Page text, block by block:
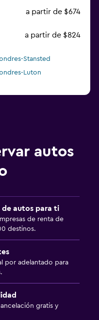
a partir de $674
a partir de $824
Stansted
Luton
autos
de autos para ti
de renta de
destinos.
por adelantado para
gratis y